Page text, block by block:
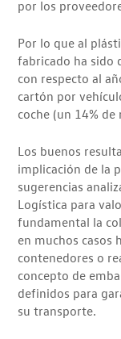
por los
Por lo que al
fabricado ha sido
con respecto al
cartón por
coche (un 14%
Los buenos
implicación de la
sugerencias
Logística para
fundamental la
en muchos casos
contenedores o
concepto de
definidos para
su transporte.